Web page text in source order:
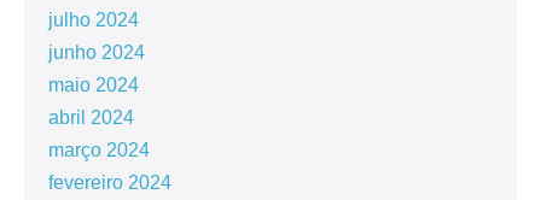
julho 2024
junho 2024
maio 2024
abril 2024
março 2024
fevereiro 2024